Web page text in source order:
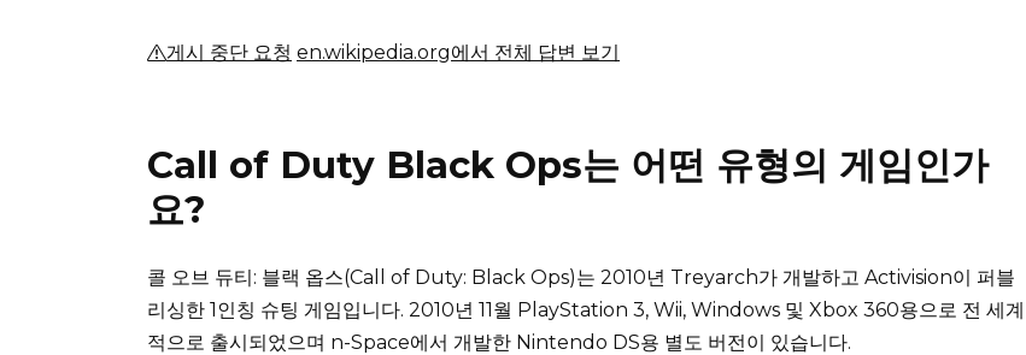
게시 중단 요청 en.wikipedia.org에서 전체 답변 보기
Call of Duty Black Ops는 어떤 유형의 게임인가
요?
콜 오브 듀티: 블랙 옵스(Call of Duty: Black Ops)는 2010년 Treyarch가 개발하고 Activision이 퍼블
리싱한 1인칭 슈팅 게임입니다. 2010년 11월 PlayStation 3, Wii, Windows 및 Xbox 360용으로 전 세계
적으로 출시되었으며 n-Space에서 개발한 Nintendo DS용 별도 버전이 있습니다.